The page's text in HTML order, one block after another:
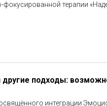
терапии
подходы:
интеграции